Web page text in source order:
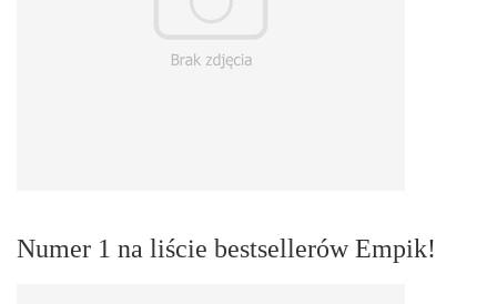
Numer 1 na liście bestsellerów Empik!